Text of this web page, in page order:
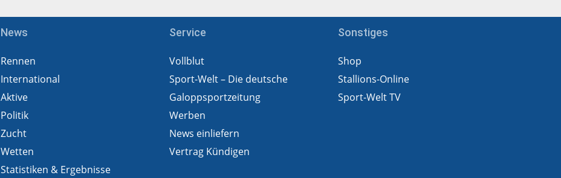
News
Rennen
International
Aktive
Politik
Zucht
Wetten
Statistiken & Ergebnisse
Service
Vollblut
Sport-Welt – Die deutsche
Galoppsportzeitung
Werben
News einliefern
Vertrag Kündigen
Sonstiges
Shop
Stallions-Online
Sport-Welt TV